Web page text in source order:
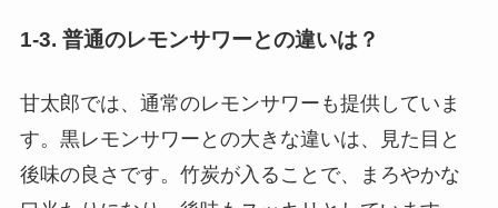
1-3. 普通のレモンサワーとの違いは？
甘太郎では、通常のレモンサワーも提供していま
す。黒レモンサワーとの大きな違いは、見た目と
後味の良さです。竹炭が入ることで、まろやかな